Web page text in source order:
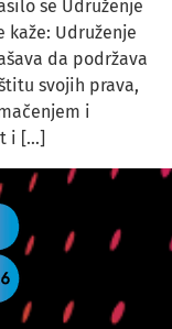
se Udruženje
kaže: Udruženje
da podržava
svojih prava,
i
i […]